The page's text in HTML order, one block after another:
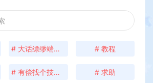
# 大话缥缈端分级后台 # 教程
# 有偿找个技术 帮忙架设一下双端 有想法的加Q772242 # 求助